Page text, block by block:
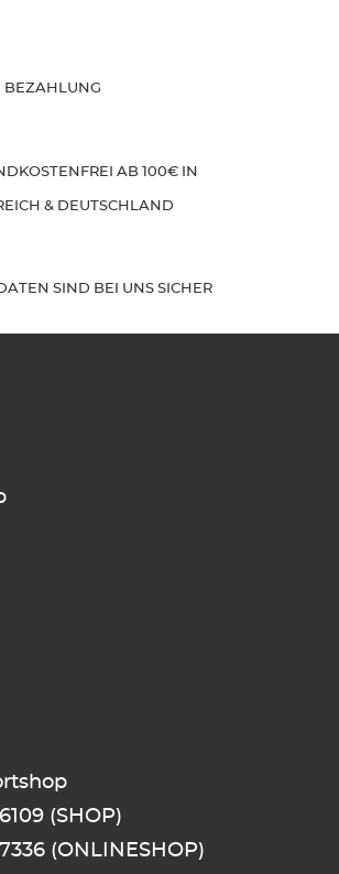
BEZAHLUNG
AB 100€ IN
& DEUTSCHLAND
SIND BEI UNS SICHER
(SHOP)
(ONLINESHOP)